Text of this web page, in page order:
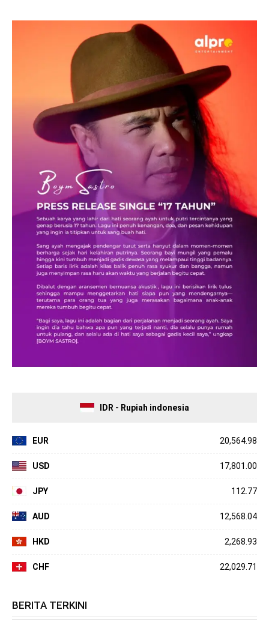
IDR - Rupiah indonesia
EUR 20,564.98
USD 17,801.00
JPY 112.77
AUD 12,568.04
HKD 2,268.93
CHF 22,029.71
BERITA TERKINI